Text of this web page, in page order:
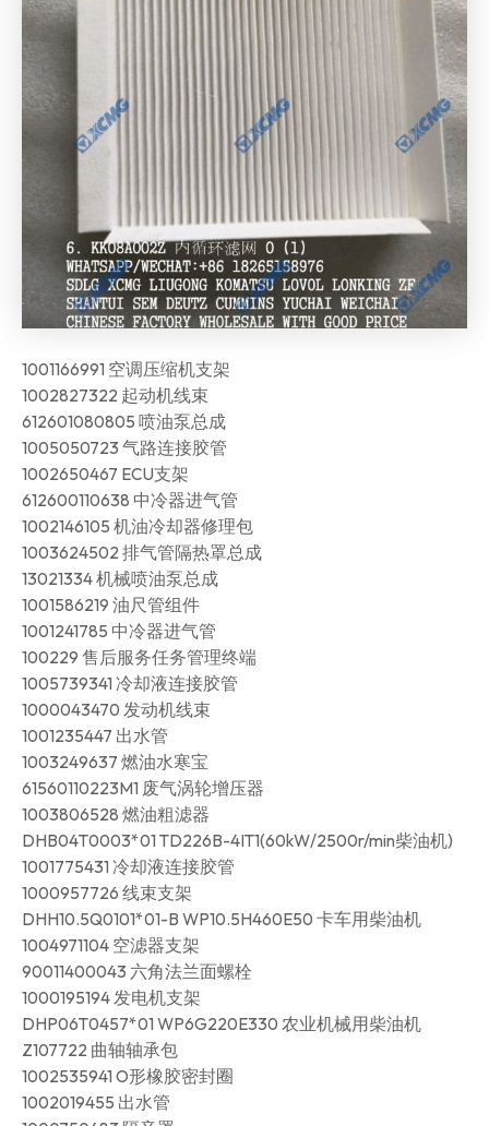
1001166991 空调压缩机支架
1002827322 起动机线束
612601080805 喷油泵总成
1005050723 气路连接胶管
1002650467 ECU支架
612600110638 中冷器进气管
1002146105 机油冷却器修理包
1003624502 排气管隔热罩总成
13021334 机械喷油泵总成
1001586219 油尺管组件
1001241785 中冷器进气管
100229 售后服务任务管理终端
1005739341 冷却液连接胶管
1000043470 发动机线束
1001235447 出水管
1003249637 燃油水寒宝
61560110223M1 废气涡轮增压器
1003806528 燃油粗滤器
DHB04T0003*01 TD226B-4IT1(60kW/2500r/min柴油机)
1001775431 冷却液连接胶管
1000957726 线束支架
DHH10.5Q0101*01-B WP10.5H460E50 卡车用柴油机
1004971104 空滤器支架
90011400043 六角法兰面螺栓
1000195194 发电机支架
DHP06T0457*01 WP6G220E330 农业机械用柴油机
Z107722 曲轴轴承包
1002535941 O形橡胶密封圈
1002019455 出水管